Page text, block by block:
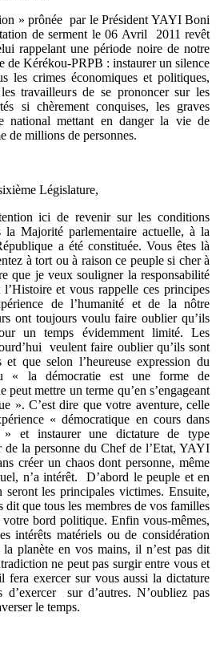
» prônée par le Président YAYI Boni
de serment le 06 Avril 2011 revêt
rappelant une période noire de notre
de Kérékou-PRPB : instaurer un silence
les crimes économiques et politiques,
travailleurs de se prononcer sur les
si chèrement conquises, les graves
national mettant en danger la vie de
de millions de personnes.
Législature,
ici de revenir sur les conditions
la Majorité parlementaire actuelle, à la
a été constituée. Vous êtes là
à tort ou à raison ce peuple si cher à
que je veux souligner la responsabilité
et vous rappelle ces principes
de l’humanité et de la nôtre
ont toujours voulu faire oublier qu’ils
un temps évidemment limité. Les
veulent faire oublier qu’ils sont
que selon l’heureuse expression du
« la démocratie est une forme de
peut mettre un terme qu’en s’engageant
». C’est dire que votre aventure, celle
« démocratique en cours dans
et instaurer une dictature de type
de la personne du Chef de l’Etat, YAYI
créer un chaos dont personne, même
n’a intérêt. D’abord le peuple et en
seront les principales victimes. Ensuite,
dit que tous les membres de vos familles
bord politique. Enfin vous-mêmes,
intérêts matériels ou de considération
planète en vos mains, il n’est pas dit
ne peut pas surgir entre vous et
fera exercer sur vous aussi la dictature
sur d’autres. N’oubliez pas
le temps.